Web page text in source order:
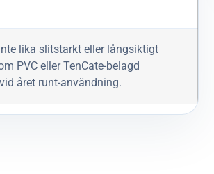
lika slitstarkt eller långsiktigt
PVC eller TenCate-belagd
året runt-användning.